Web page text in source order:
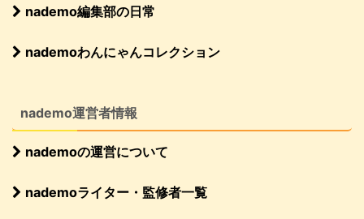
nademo編集部の日常
nademoわんにゃんコレクション
nademo運営者情報
nademoの運営について
nademoライター・監修者一覧